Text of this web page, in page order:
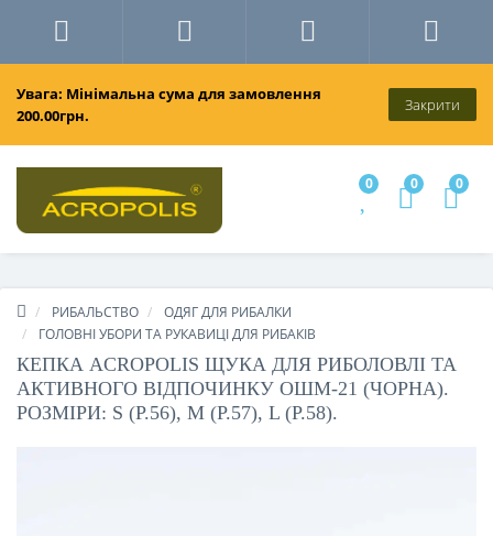
Увага: Мінімальна сума для замовлення
200.00грн.
Закрити
0 0 0
РИБАЛЬСТВО
ОДЯГ ДЛЯ РИБАЛКИ
ГОЛОВНІ УБОРИ ТА РУКАВИЦІ ДЛЯ РИБАКІВ
КЕПКА ACROPOLIS ЩУКА ДЛЯ РИБОЛОВЛІ ТА
АКТИВНОГО ВІДПОЧИНКУ ОШМ-21 (ЧОРНА).
РОЗМІРИ: S (Р.56), M (Р.57), L (Р.58).